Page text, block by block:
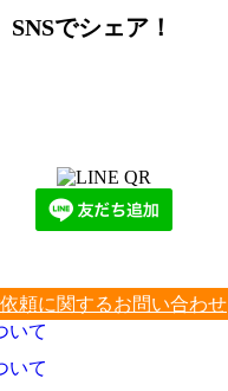
SNSでシェア！
頼に関するお問い合わせ
いて
いて